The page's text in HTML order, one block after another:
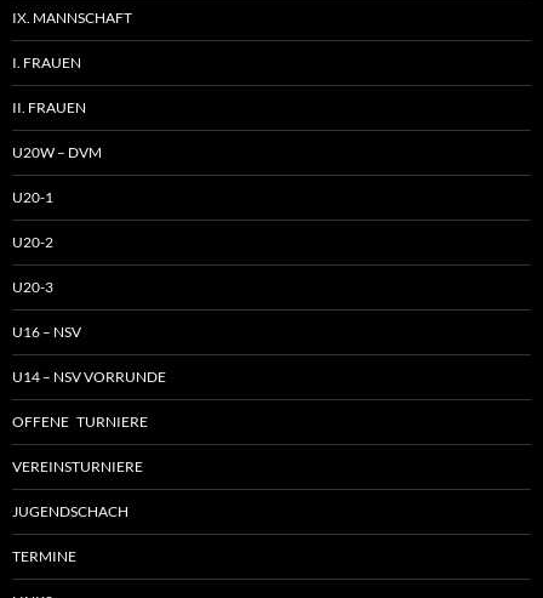
IX. MANNSCHAFT
I. FRAUEN
II. FRAUEN
U20W – DVM
U20-1
U20-2
U20-3
U16 – NSV
U14 – NSV VORRUNDE
OFFENE TURNIERE
VEREINSTURNIERE
JUGENDSCHACH
TERMINE